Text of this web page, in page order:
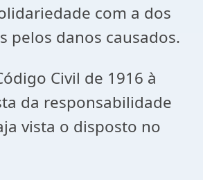
com a dos
pelos danos causados.
Civil de 1916 à
da responsabilidade
vista o disposto no